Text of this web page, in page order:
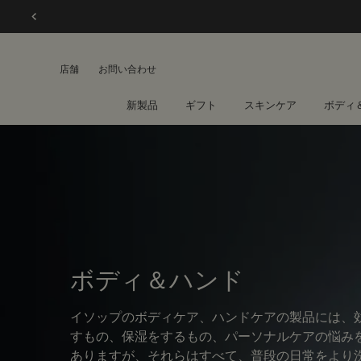
店舗 お問い合わせ
新製品 ギフト スキンケア ボディ
ボディ＆ハンド
イソップのボディケア、ハンドケアの製品には
すもの、保湿をするもの、パーソナルケアの悩み
ありますが、それらはすべて、普段の日常をより